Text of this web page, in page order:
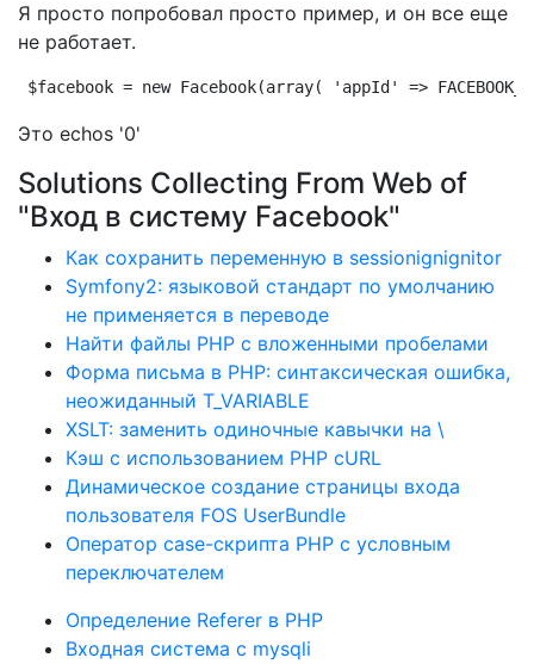
Я просто попробовал просто пример, и он все еще
не работает.
$facebook = new Facebook(array( 'appId' =>
Это echos '0'
Solutions Collecting From Web of
"Вход в систему Facebook"
Как сохранить переменную в sessionignignitor
Symfony2: языковой стандарт по умолчанию
не применяется в переводе
Найти файлы PHP с вложенными пробелами
Форма письма в PHP: синтаксическая ошибка,
неожиданный T_VARIABLE
XSLT: заменить одиночные кавычки на \
Кэш с использованием PHP cURL
Динамическое создание страницы входа
пользователя FOS UserBundle
Оператор case-скрипта PHP с условным
переключателем
Определение Referer в PHP
Входная система с mysqli